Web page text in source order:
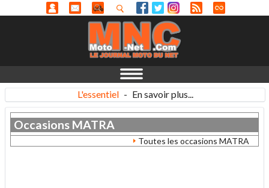
L'essentiel - En savoir plus...
Occasions MATRA
Toutes les occasions MATRA